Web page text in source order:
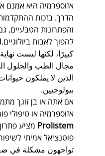
אזוספרמיה היא אמנם
הדרך. בזכות
והפתרונות הטבעיים,
להפוך לאבות
كبيرًا، لكنها ليست
مجال الطب والحلول
الذين لا يملكون
بيولوجيين.
אם אתה או בן זוגך
אזוספרמיה או טיפולי
Prolistem מציע
פוטנציאל אמיתי
تواجهون مشكلة في